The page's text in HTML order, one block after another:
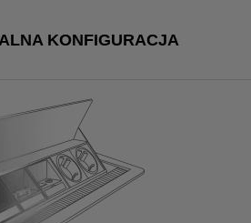
KONFIGURACJA